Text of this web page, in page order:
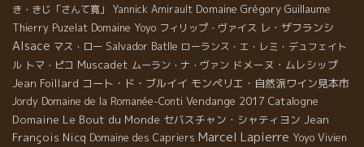
き・きじ「さんて寛」
Yannick Amirault Domaine Grégory Guillaume
Thierry Puzelat Domaine Yoyo フィリップ・ヴァイス レ・ザフランシ
Alsace マス・ロー Salvador Batlle ローランス・エ・レミ・デュフェイト
ル トマ・ピコ Muscadet ムーラン・ナ・ヴァン ドメーヌ・ムレシップ
Jean Foillard コート・ド・ブルイイ モンペリエ・自然派ワイン見本市
Jordy Domaine de la Romanée-Conti Vendange 2017 Catalogne
Domaine Le Bout du Monde セバスチャン・シャティヨン Jean
François Nicq Domaine des Capriers Marcel Lapierre Yoyo Vivien